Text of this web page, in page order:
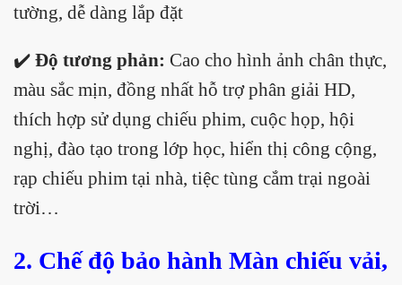
tường, dễ dàng lắp đặt
✔️ Độ tương phản: Cao cho hình ảnh chân thực,
màu sắc mịn, đồng nhất hỗ trợ phân giải HD,
thích hợp sử dụng chiếu phim, cuộc họp, hội
nghị, đào tạo trong lớp học, hiển thị công cộng,
rạp chiếu phim tại nhà, tiệc tùng cắm trại ngoài
trời…
2. Chế độ bảo hành Màn chiếu vải,